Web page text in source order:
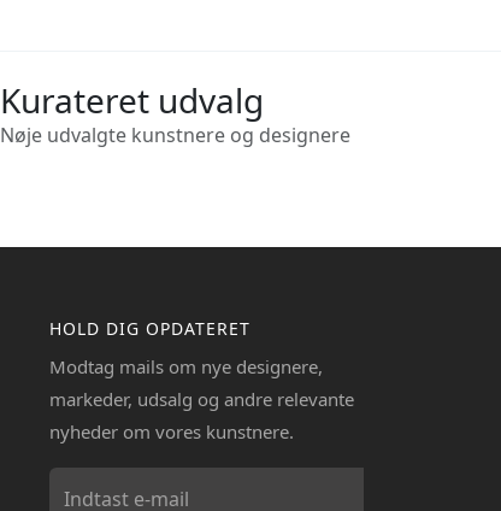
Kurateret udvalg
Nøje udvalgte kunstnere og designere
HOLD DIG OPDATERET
Modtag mails om nye designere,
markeder, udsalg og andre relevante
nyheder om vores kunstnere.